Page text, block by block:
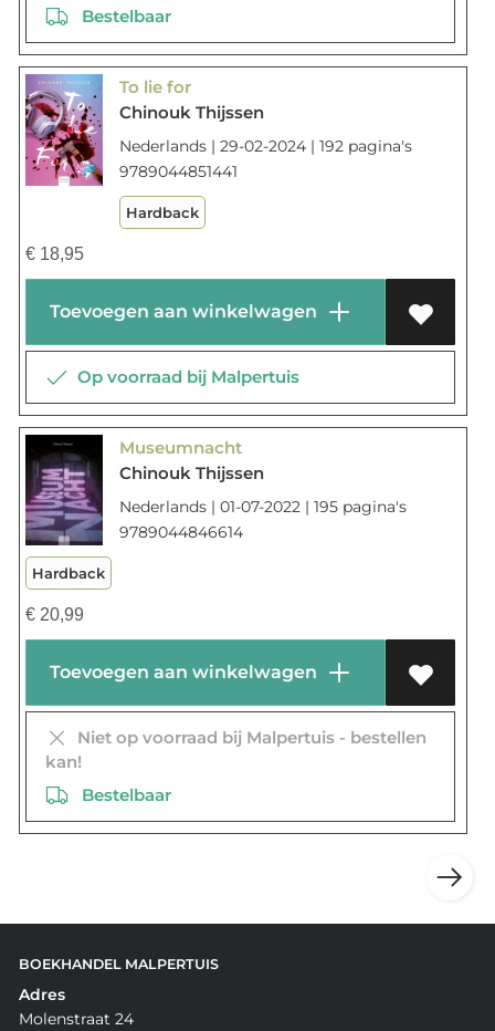
Bestelbaar
To lie for
Chinouk Thijssen
Nederlands | 29-02-2024 | 192 pagina's
9789044851441
Hardback
€18,95
Toevoegen aan winkelwagen
Op voorraad bij Malpertuis
Museumnacht
Chinouk Thijssen
Nederlands | 01-07-2022 | 195 pagina's
9789044846614
Hardback
€20,99
Toevoegen aan winkelwagen
Niet op voorraad bij Malpertuis - bestellen
kan!
Bestelbaar
BOEKHANDEL MALPERTUIS
Adres
Molenstraat 24